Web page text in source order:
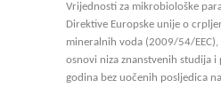
Vrijednosti za mikrobiološke
Direktive Europske unije o
mineralnih voda (2009/54/
osnovi niza znanstvenih studija i
godina bez uočenih posljedica